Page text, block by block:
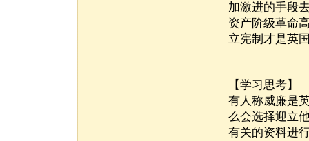
加激进的手段
资产阶级革命
立宪制才是英
【学习思考】
有人称威廉是
么会选择迎立
有关的资料进